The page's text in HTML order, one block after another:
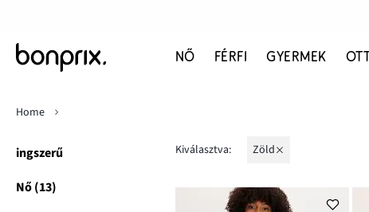
NŐ FÉRFI GYERMEK
ingszerű
Nő (13)
Home
Kiválasztva: zöld